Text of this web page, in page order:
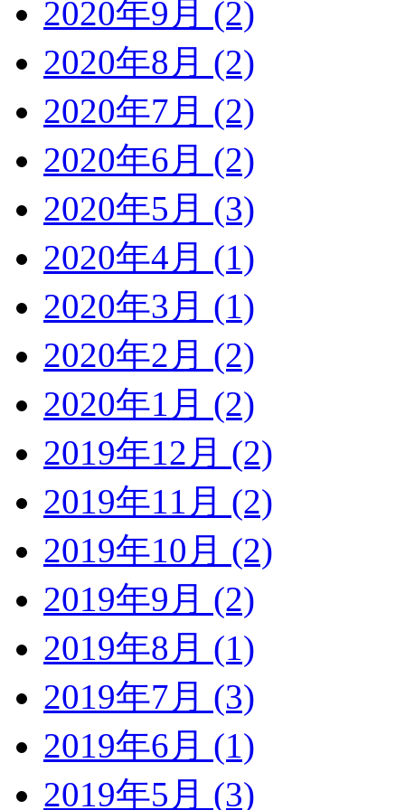
2020年9月 (2)
2020年8月 (2)
2020年7月 (2)
2020年6月 (2)
2020年5月 (3)
2020年4月 (1)
2020年3月 (1)
2020年2月 (2)
2020年1月 (2)
2019年12月 (2)
2019年11月 (2)
2019年10月 (2)
2019年9月 (2)
2019年8月 (1)
2019年7月 (3)
2019年6月 (1)
2019年5月 (3)